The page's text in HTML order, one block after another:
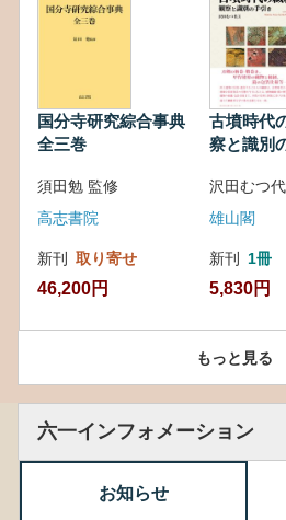
国分寺研究綜合事典
全三巻
須田勉 監修
高志書院
新刊 取り寄せ
46,200円
古墳時代
察と識別
沢田むつ
雄山閣
新刊 1冊
5,830円
もっと見る
六一インフォメーション
お知らせ